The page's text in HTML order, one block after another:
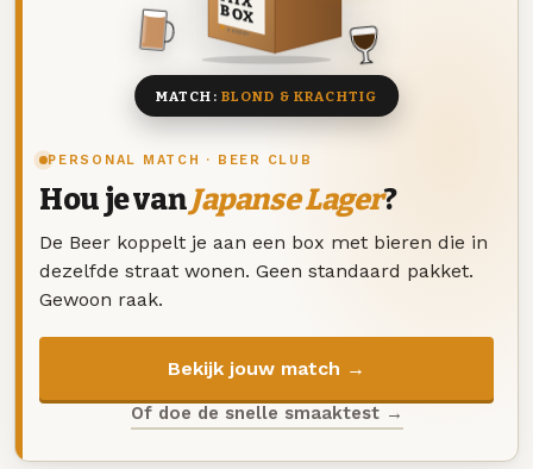
PERSONAL MATCH · BEER CLUB
Hou je vanJapanse Lager?
De Beer koppelt je aan een box met bieren die in
dezelfde straat wonen. Geen standaard pakket.
Gewoon raak.
Bekijk jouw match →
Of doe de snelle smaaktest →
BOX
8 BIEREN
MATCH: BLOND & KRACHTIG